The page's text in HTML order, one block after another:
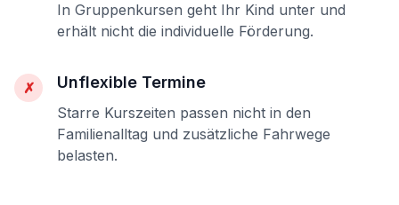
In Gruppenkursen geht Ihr Kind unter und
erhält nicht die individuelle Förderung.
✗ Unflexible Termine
Starre Kurszeiten passen nicht in den
Familienalltag und zusätzliche Fahrwege
belasten.